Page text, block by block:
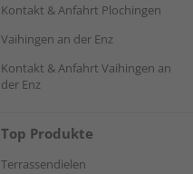
Kontakt & Anfahrt Plochingen
Vaihingen an der Enz
Kontakt & Anfahrt Vaihingen an
der Enz
Top Produkte
Terrassendielen